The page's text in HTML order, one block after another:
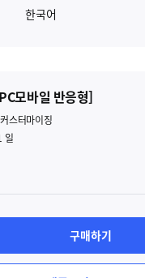
한국어
모바일 반응형]
스터마이징
일
구매하기